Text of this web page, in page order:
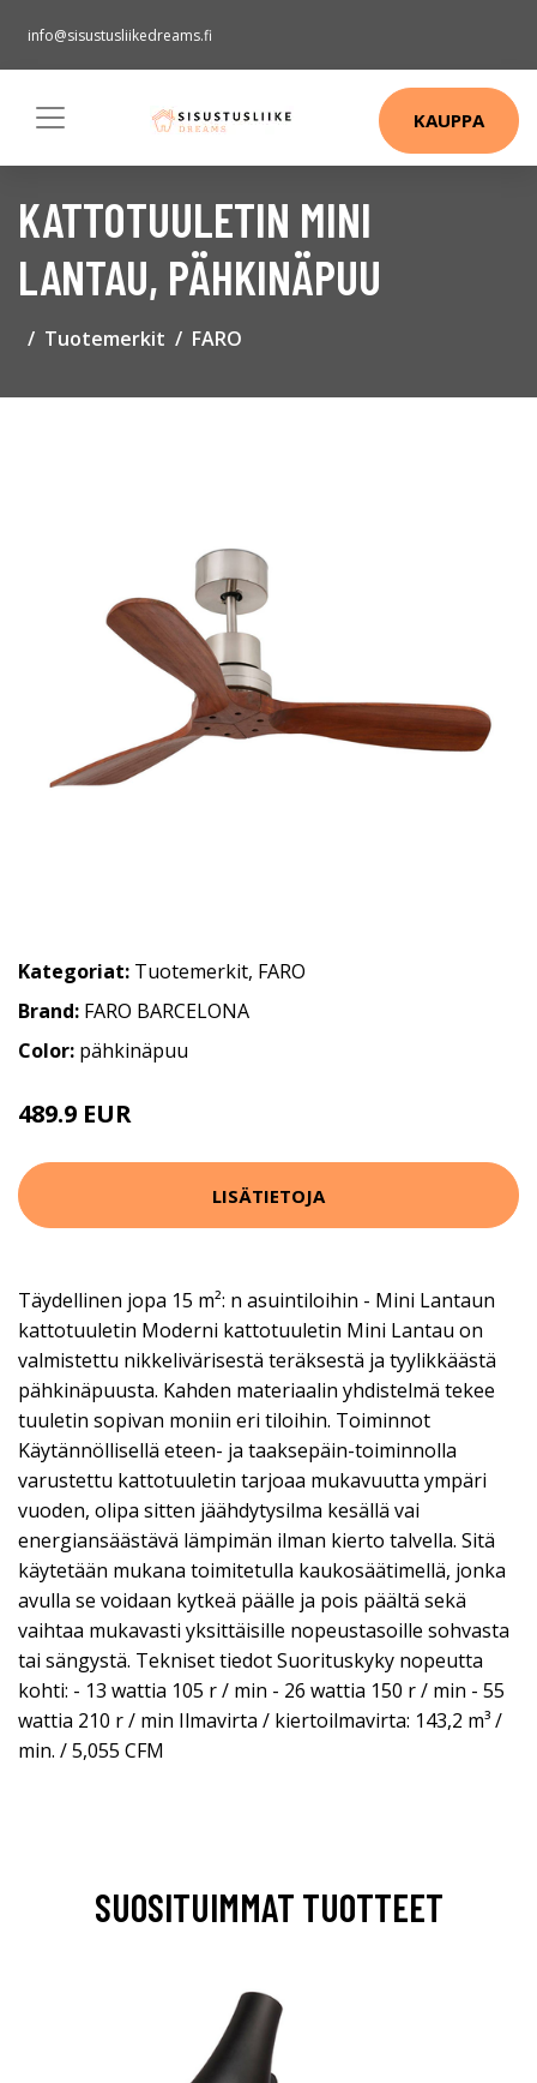
info@sisustusliikedreams.fi
KAUPPA
KATTOTUULETIN MINI
LANTAU, PÄHKINÄPUU
Tuotemerkit FARO
Kategoriat: Tuotemerkit, FARO
Brand: FARO BARCELONA
Color: pähkinäpuu
489.9 EUR
LISÄTIETOJA
Täydellinen jopa 15 m²: n asuintiloihin - Mini Lantaun
kattotuuletin Moderni kattotuuletin Mini Lantau on
valmistettu nikkelivärisestä teräksestä ja tyylikkäästä
pähkinäpuusta. Kahden materiaalin yhdistelmä tekee
tuuletin sopivan moniin eri tiloihin. Toiminnot
Käytännöllisellä eteen- ja taaksepäin-toiminnolla
varustettu kattotuuletin tarjoaa mukavuutta ympäri
vuoden, olipa sitten jäähdytysilma kesällä vai
energiansäästävä lämpimän ilman kierto talvella. Sitä
käytetään mukana toimitetulla kaukosäätimellä, jonka
avulla se voidaan kytkeä päälle ja pois päältä sekä
vaihtaa mukavasti yksittäisille nopeustasoille sohvasta
tai sängystä. Tekniset tiedot Suorituskyky nopeutta
kohti: - 13 wattia 105 r / min - 26 wattia 150 r / min - 55
wattia 210 r / min Ilmavirta / kiertoilmavirta: 143,2 m³ /
min. / 5,055 CFM
SUOSITUIMMAT TUOTTEET